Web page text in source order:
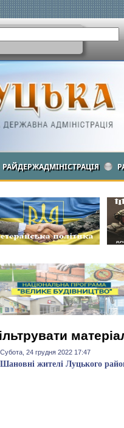
РАЙДЕРЖАДМІНІСТРАЦІЯ
Субота, 24 грудня 2022 17:47
Шановні жителі Луцького